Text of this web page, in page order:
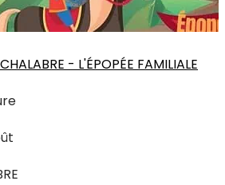
- L'ÉPOPÉE FAMILIALE